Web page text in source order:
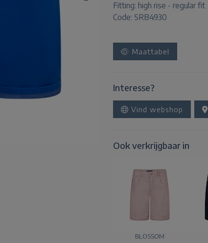
Fitting: high rise - regular fit
Code: SRB4930
Maattabel
Interesse?
Vind webshop
Ook verkrijgbaar in
BLOSSOM